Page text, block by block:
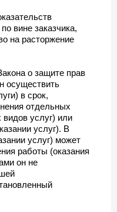
вине заказчика,
на расторжение
о защите прав
осуществить
в срок,
отдельных
видов услуг) или
услуг). В
услуг) может
работы (оказания
он не